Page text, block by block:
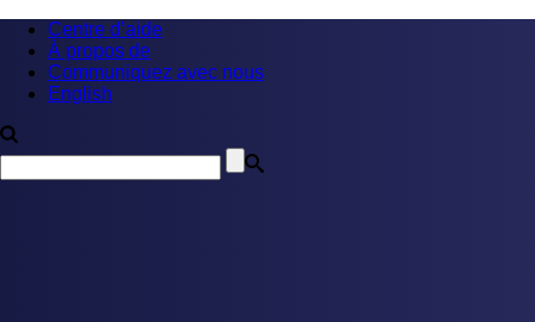
Centre d’aide
À propos de
Communiquez avec nous
English